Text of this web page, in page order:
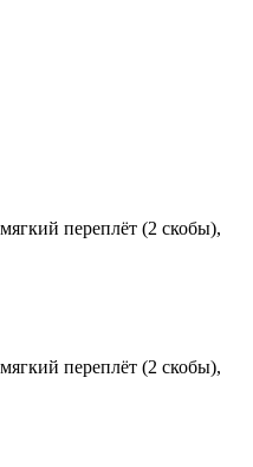
переплёт (2 скобы),
переплёт (2 скобы),